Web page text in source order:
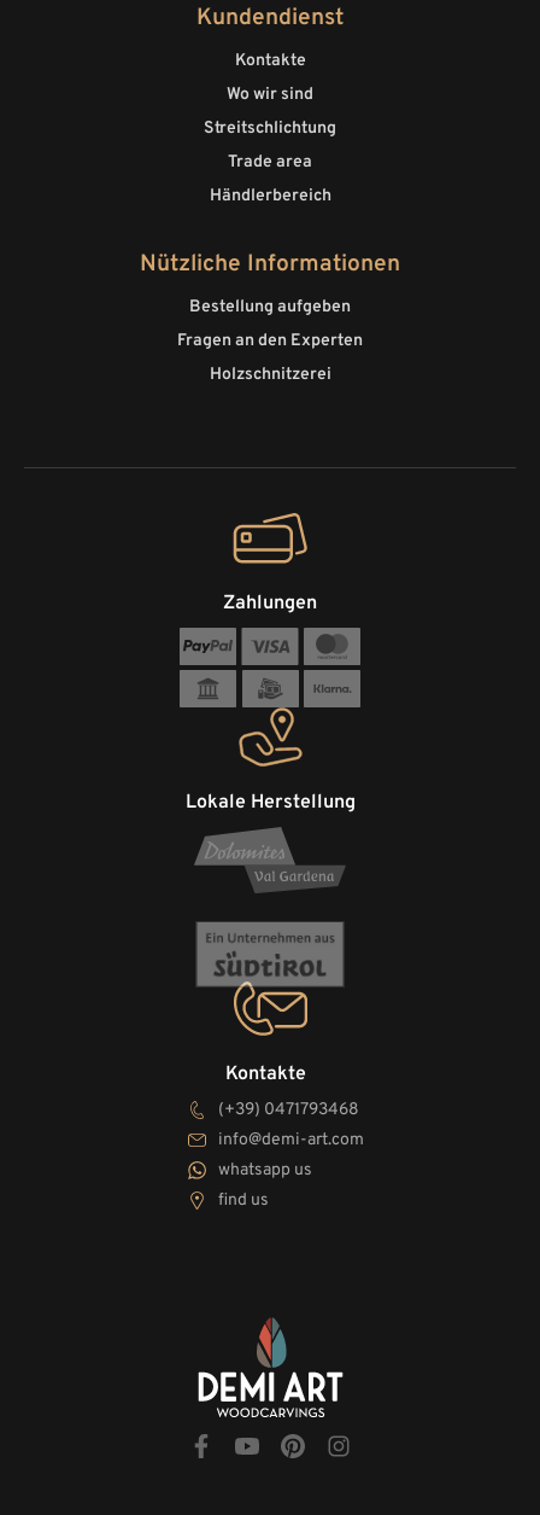
Kundendienst
Kontakte
Wo wir sind
Streitschlichtung
Trade area
Händlerbereich
Nützliche Informationen
Bestellung aufgeben
Fragen an den Experten
Holzschnitzerei
Kontakte
(+39) 0471793468
info@demi-art.com
whatsapp us
find us
Lokale Herstellung
Zahlungen